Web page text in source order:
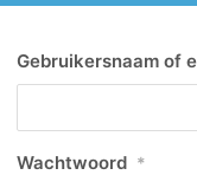
Gebruikersnaam of
Wachtwoord *